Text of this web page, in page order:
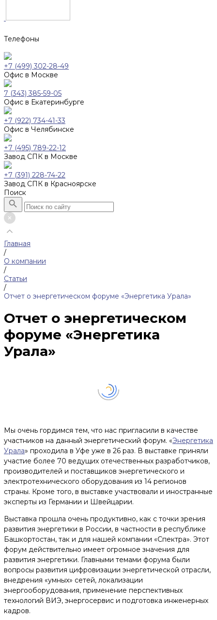
Телефоны
+7 (499) 302-28-49
Офис в Москве
7 (343) 385-59-05
Офис в Екатеринбурге
+7 (922) 734-41-33
Офис в Челябинске
+7 (495) 789-22-12
Завод СПК в Москве
+7 (391) 228-74-22
Завод СПК в Красноярске
Поиск
Главная
/
О компании
/
Статьи
/
Отчет о энергетическом форуме «Энергетика Урала»
Отчет о энергетическом
форуме «Энергетика
Урала»
Мы очень гордимся тем, что нас пригласили в качестве
участников на данный энергетический форум. «Энергетика
Урала» проходила в Уфе уже в 26 раз. В выставке приняли
участие более 70 ведущих отечественных разработчиков,
производителей и поставщиков энергетического и
электротехнического оборудования из 14 регионов
страны. Кроме того, в выставке участвовали и иностранные
эксперты из Германии и Швейцарии.
Выставка прошла очень продуктивно, как с точки зрения
развития энергетики в России, в частности в республике
Башкортостан, так и для нашей компании «Спектра». Этот
форум действительно имеет огромное значения для
развития энергетики. Главными темами форума были
вопросы развития цифровизации энергетической отрасли,
внедрения «умных» сетей, локализации
энергооборудования, применение перспективных
технологий ВИЭ, энергосервис и подготовка инженерных
кадров.